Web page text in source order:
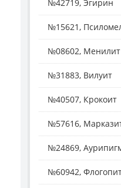
№42719, Эгирин
№15621,
№08602, Менилит
№31883, Вилуит
№40507, Крокоит
№57616,
№24869,
№60942,